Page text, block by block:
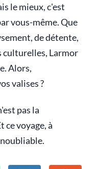
le mieux, c'est
vous-même. Que
de détente,
culturelles, Larmor
Alors,
valises ?
pas la
ce voyage, à